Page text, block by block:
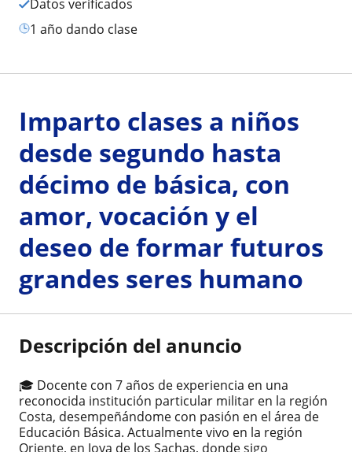
Datos verificados
1 año dando clase
Imparto clases a niños
desde segundo hasta
décimo de básica, con
amor, vocación y el
deseo de formar futuros
grandes seres humano
Descripción del anuncio
🎓 Docente con 7 años de experiencia en una
reconocida institución particular militar en la región
Costa, desempeñándome con pasión en el área de
Educación Básica. Actualmente vivo en la región
Oriente, en Joya de los Sachas, donde sigo